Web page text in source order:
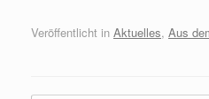
Veröffentlicht in Aktuelles, Aus